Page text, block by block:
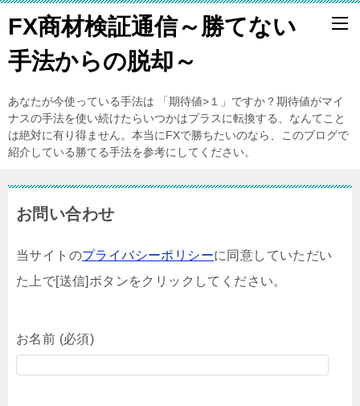
FX商材検証通信～勝てない
手法からの脱却～
あなたが今使っている手法は 「期待値>１」ですか？期待値がマイ
ナスの手法を使い続けたらいつかはプラスに転換する、なんてこと
は絶対に有り得ません。本当にFXで勝ちたいのなら、このブログで
紹介している勝てる手法を参考にしてください。
お問い合わせ
当サイトのプライバシーポリシーに同意していただい
た上で[送信]ボタンをクリックしてください。
お名前 (必須)